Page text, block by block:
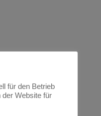
für den Betrieb
der Website für